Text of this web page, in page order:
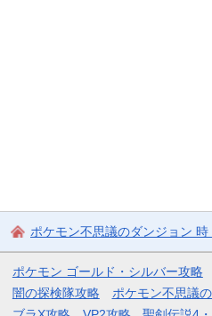
ポケモン不思議のダンジョン
ポケモン ゴールド・シルバー攻略
闇の探検隊攻略
ポケモン不思議